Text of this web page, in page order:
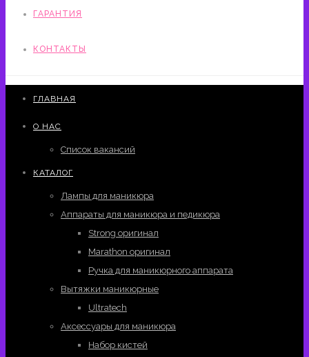
ГАРАНТИЯ
КОНТАКТЫ
ГЛАВНАЯ
О НАС
Список вакансий
КАТАЛОГ
Лампы для маникюра
Аппараты для маникюра и педикюра
Strong оригинал
Marathon оригинал
Ручка для маникюрного аппарата
Вытяжки маникюрные
Ultratech
Аксессуары для маникюра
Набор кистей